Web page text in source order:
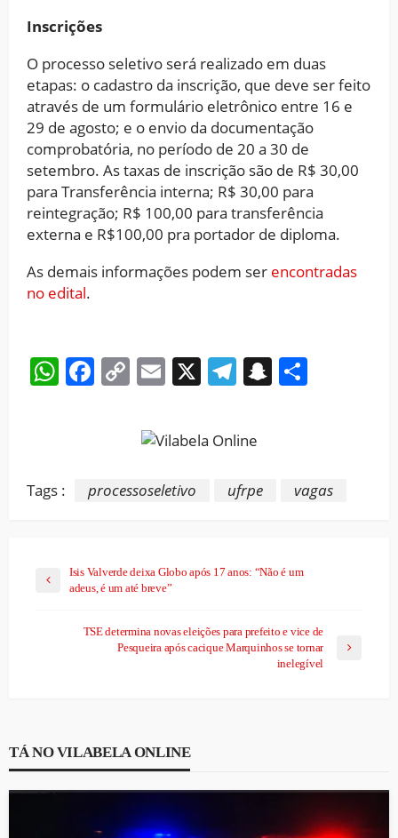
Inscrições
O processo seletivo será realizado em duas
etapas: o cadastro da inscrição, que deve ser feito
através de um formulário eletrônico entre 16 e
29 de agosto; e o envio da documentação
comprobatória, no período de 20 a 30 de
setembro. As taxas de inscrição são de R$ 30,00
para Transferência interna; R$ 30,00 para
reintegração; R$ 100,00 para transferência
externa e R$100,00 pra portador de diploma.
As demais informações podem ser encontradas
no edital.
WhatsApp
Facebook
CopyEmail
X Telegram
Snapchat
Tags : processoseletivo ufrpe vagas
Isis Valverde deixa Globo após 17 anos: “Não é um
adeus, é um até breve”
TSE determina novas eleições para prefeito e vice de
Pesqueira após cacique Marquinhos se tornar
inelegível
TÁ NO VILABELA ONLINE